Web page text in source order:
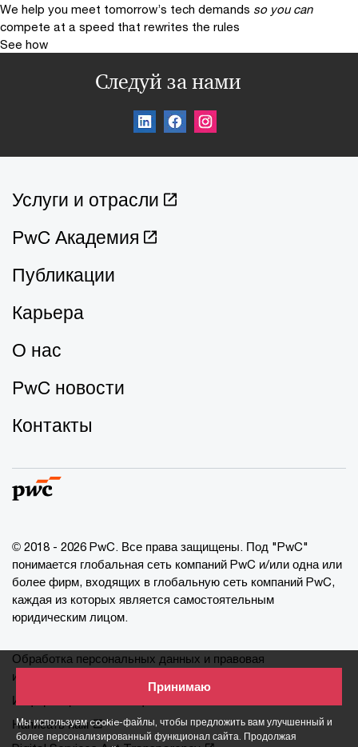
Мы используем cookie-файлы, чтобы предложить вам улучшенный и
более персонализированный функционал сайта. Продолжая
Принимаю
We help you meet tomorrow’s tech demands so you can
compete at a speed that rewrites the rules
See how
Следуй за нами
Услуги и отрасли
PwC Академия
Публикации
Карьера
О нас
PwC новости
Контакты
© 2018 - 2026 PwC. Все права защищены. Под "PwC"
понимается глобальная сеть компаний PwC и/или одна или
более фирм, входящих в глобальную сеть компаний PwC,
каждая из которых является самостоятельным
юридическим лицом.
Обработка персональных данных и правовая
информация
Информация о cookie-файлах
Написать нам